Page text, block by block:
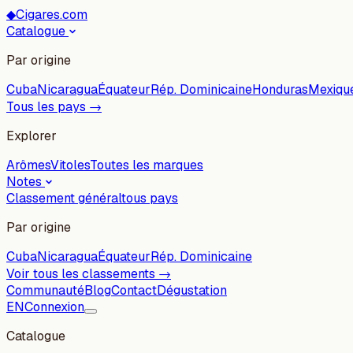
◆Cigares.com
Catalogue
Par origine
CubaNicaraguaÉquateurRép. DominicaineHonduras
Tous les pays →
Explorer
ArômesVitolesToutes les marques
Notes
Classement généraltous pays
Par origine
CubaNicaraguaÉquateurRép. Dominicaine
Voir tous les classements →
CommunautéBlogContactDégustation
ENConnexion
Catalogue